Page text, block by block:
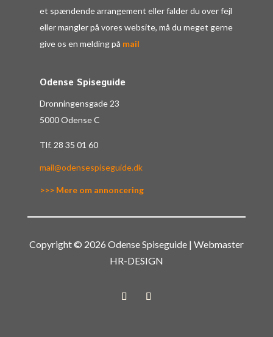
et spændende arrangement eller falder du over fejl
eller mangler på vores website, må du meget gerne
give os en melding på mail
Odense Spiseguide
Dronningensgade 23
5000 Odense C
Tlf. 28 35 01 60
mail@odensespiseguide.dk
>>> Mere om annoncering
Copyright © 2026 Odense Spiseguide | Webmaster
HR-DESIGN